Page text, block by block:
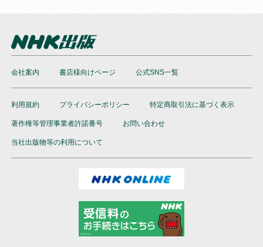
会社案内 書店様向けページ 公式SNS一覧
利用規約 プライバシーポリシー 特定商取引法に基づく表示
著作権等管理事業者許諾番号 お問い合わせ
当社出版物等の利用について